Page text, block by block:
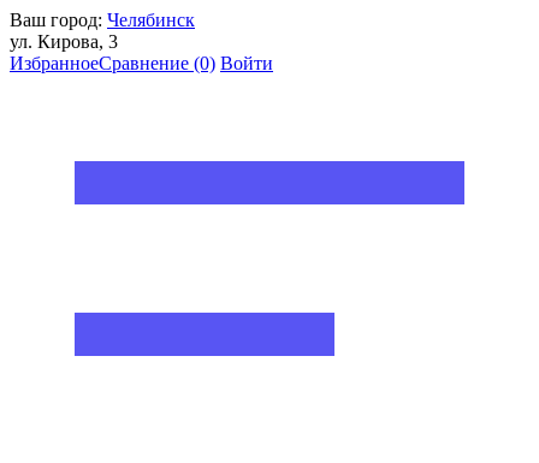
Ваш город: Челябинск
ул. Кирова, 3
ИзбранноеСравнение (0) Войти